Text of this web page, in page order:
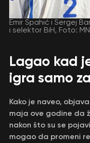
Emir Spahić i Sergej
i selektor BiH, Foto:
Lagao kad
igra samo
Kako je naveo,
maja ove godine da
nakon što su se
mogao da promeni